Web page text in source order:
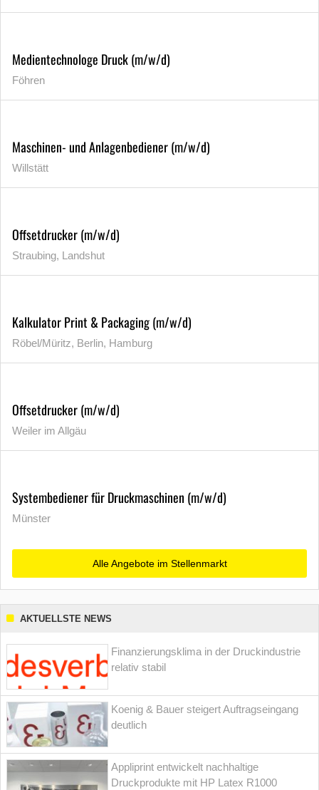
Medientechnologe Druck (m/w/d)
Föhren
Maschinen- und Anlagenbediener (m/w/d)
Willstätt
Offsetdrucker (m/w/d)
Straubing, Landshut
Kalkulator Print & Packaging (m/w/d)
Röbel/Müritz, Berlin, Hamburg
Offsetdrucker (m/w/d)
Weiler im Allgäu
Systembediener für Druckmaschinen (m/w/d)
Münster
Alle Angebote im Stellenmarkt
AKTUELLSTE NEWS
Finanzierungsklima in der Druckindustrie
relativ stabil
Koenig & Bauer steigert Auftragseingang
deutlich
Appliprint entwickelt nachhaltige
Druckprodukte mit HP Latex R1000